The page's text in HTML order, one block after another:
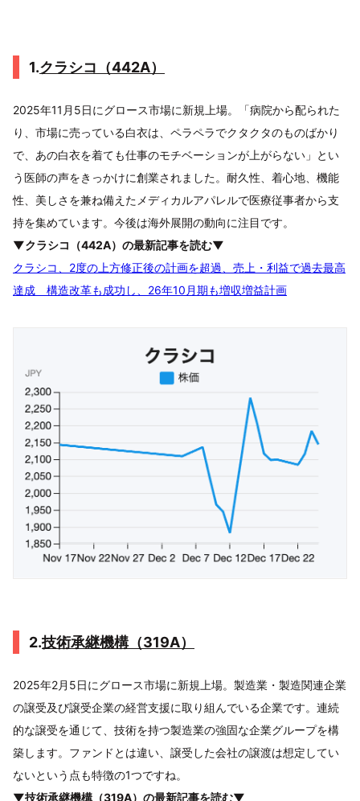
1.クラシコ（442A）
2025年11月5日にグロース市場に新規上場。「病院から配られた
り、市場に売っている白衣は、ペラペラでクタクタのものばかり
で、あの白衣を着ても仕事のモチベーションが上がらない」とい
う医師の声をきっかけに創業されました。耐久性、着心地、機能
性、美しさを兼ね備えたメディカルアパレルで医療従事者から支
持を集めています。今後は海外展開の動向に注目です。
▼クラシコ（442A）の最新記事を読む▼
クラシコ、2度の上方修正後の計画を超過、売上・利益で過去最高
達成 構造改革も成功し、26年10月期も増収増益計画
2.技術承継機構（319A）
2025年2月5日にグロース市場に新規上場。製造業・製造関連企業
の譲受及び譲受企業の経営支援に取り組んでいる企業です。連続
的な譲受を通じて、技術を持つ製造業の強固な企業グループを構
築します。ファンドとは違い、譲受した会社の譲渡は想定してい
ないという点も特徴の1つですね。
▼技術承継機構（319A）の最新記事を読む▼